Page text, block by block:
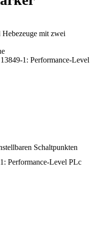
mit zwei
1: Performance-Level
Schaltpunkten
Performance-Level PLc